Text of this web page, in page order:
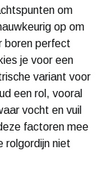
om
op om
boren perfect
je voor een
variant voor
een rol, vooral
vocht en vuil
factoren mee
rolgordijn niet